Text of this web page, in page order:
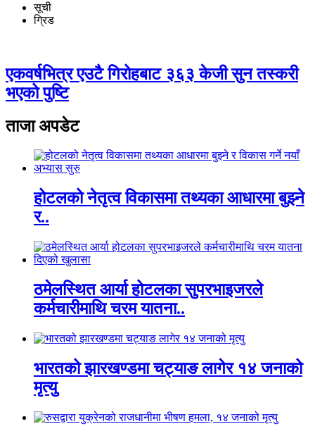
सूची
ग्रिड
एकवर्षभित्र एउटै गिरोहबाट ३६३ केजी सुन तस्करी
भएको पुष्टि
ताजा अपडेट
होटलको नेतृत्व विकासमा तथ्यका आधारमा बुझ्ने
र..
ठमेलस्थित आर्या होटलका सुपरभाइजरले
कर्मचारीमाथि चरम यातना..
भारतको झारखण्डमा चट्याङ लागेर १४ जनाको
मृत्यु